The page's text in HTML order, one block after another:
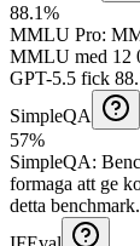
88.1%
MMLU Pro:
MMLU med 12
GPT-5.5 fick
SimpleQA
57%
SimpleQA:
formaga att ge
detta benchmark.